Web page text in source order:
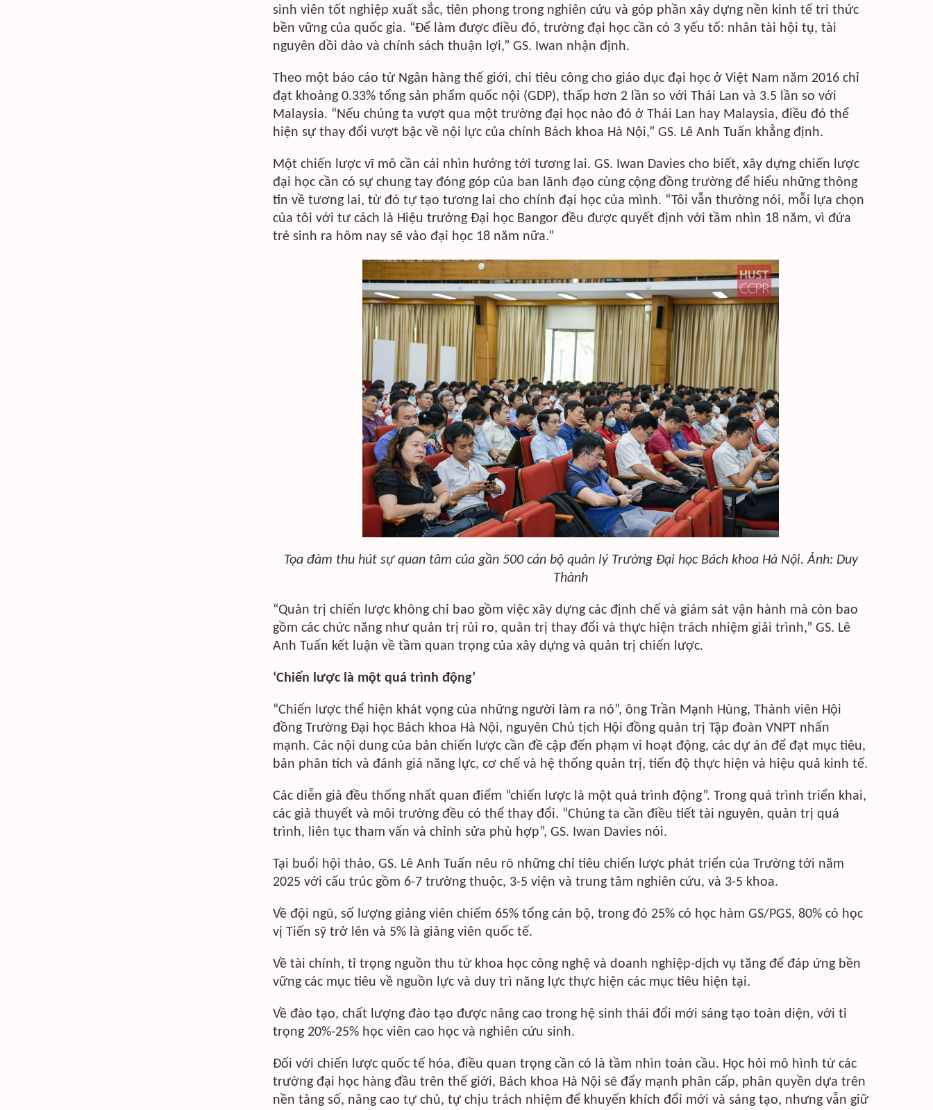
sinh viên tốt nghiệp xuất sắc, tiên phong trong nghiên cứu và góp phần xây dựng nền kinh tế tri thức
bền vững của quốc gia. “Để làm được điều đó, trường đại học cần có 3 yếu tố: nhân tài hội tụ, tài
nguyên dồi dào và chính sách thuận lợi,” GS. Iwan nhận định.
Theo một báo cáo từ Ngân hàng thế giới, chi tiêu công cho giáo dục đại học ở Việt Nam năm 2016 chỉ
đạt khoảng 0.33% tổng sản phẩm quốc nội (GDP), thấp hơn 2 lần so với Thái Lan và 3.5 lần so với
Malaysia. “Nếu chúng ta vượt qua một trường đại học nào đó ở Thái Lan hay Malaysia, điều đó thể
hiện sự thay đổi vượt bậc về nội lực của chính Bách khoa Hà Nội,” GS. Lê Anh Tuấn khẳng định.
Một chiến lược vĩ mô cần cái nhìn hướng tới tương lai. GS. Iwan Davies cho biết, xây dựng chiến lược
đại học cần có sự chung tay đóng góp của ban lãnh đạo cùng cộng đồng trường để hiểu những thông
tin về tương lai, từ đó tự tạo tương lai cho chính đại học của mình. “Tôi vẫn thường nói, mỗi lựa chọn
của tôi với tư cách là Hiệu trưởng Đại học Bangor đều được quyết định với tầm nhìn 18 năm, vì đứa
trẻ sinh ra hôm nay sẽ vào đại học 18 năm nữa.”
Tọa đàm thu hút sự quan tâm của gần 500 cán bộ quản lý Trường Đại học Bách khoa Hà Nội. Ảnh: Duy
Thành
“Quản trị chiến lược không chỉ bao gồm việc xây dựng các định chế và giám sát vận hành mà còn bao
gồm các chức năng như quản trị rủi ro, quản trị thay đổi và thực hiện trách nhiệm giải trình,” GS. Lê
Anh Tuấn kết luận về tầm quan trọng của xây dựng và quản trị chiến lược.
‘Chiến lược là một quá trình động’
“Chiến lược thể hiện khát vọng của những người làm ra nó”, ông Trần Mạnh Hùng, Thành viên Hội
đồng Trường Đại học Bách khoa Hà Nội, nguyên Chủ tịch Hội đồng quản trị Tập đoàn VNPT nhấn
mạnh. Các nội dung của bản chiến lược cần đề cập đến phạm vi hoạt động, các dự án để đạt mục tiêu,
bản phân tích và đánh giá năng lực, cơ chế và hệ thống quản trị, tiến độ thực hiện và hiệu quả kinh tế.
Các diễn giả đều thống nhất quan điểm “chiến lược là một quá trình động”. Trong quá trình triển khai,
các giả thuyết và môi trường đều có thể thay đổi. “Chúng ta cần điều tiết tài nguyên, quản trị quá
trình, liên tục tham vấn và chỉnh sửa phù hợp”, GS. Iwan Davies nói.
Tại buổi hội thảo, GS. Lê Anh Tuấn nêu rõ những chỉ tiêu chiến lược phát triển của Trường tới năm
2025 với cấu trúc gồm 6-7 trường thuộc, 3-5 viện và trung tâm nghiên cứu, và 3-5 khoa.
Về đội ngũ, số lượng giảng viên chiếm 65% tổng cán bộ, trong đó 25% có học hàm GS/PGS, 80% có học
vị Tiến sỹ trở lên và 5% là giảng viên quốc tế.
Về tài chính, tỉ trọng nguồn thu từ khoa học công nghệ và doanh nghiệp-dịch vụ tăng để đáp ứng bền
vững các mục tiêu về nguồn lực và duy trì năng lực thực hiện các mục tiêu hiện tại.
Về đào tạo, chất lượng đào tạo được nâng cao trong hệ sinh thái đổi mới sáng tạo toàn diện, với tỉ
trọng 20%-25% học viên cao học và nghiên cứu sinh.
Đối với chiến lược quốc tế hóa, điều quan trọng cần có là tầm nhìn toàn cầu. Học hỏi mô hình từ các
trường đại học hàng đầu trên thế giới, Bách khoa Hà Nội sẽ đẩy mạnh phân cấp, phân quyền dựa trên
nền tảng số, nâng cao tự chủ, tự chịu trách nhiệm để khuyến khích đổi mới và sáng tạo, nhưng vẫn giữ